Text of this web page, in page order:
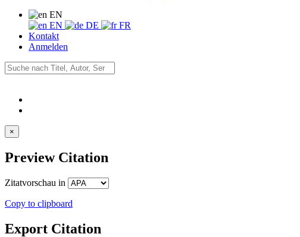
EN
EN
DE
FR
Kontakt
Anmelden
×
Preview Citation
Zitatvorschau in
Copy to clipboard
Export Citation